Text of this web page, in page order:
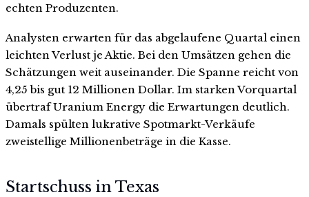
echten Produzenten.
Analysten erwarten für das abgelaufene Quartal einen
leichten Verlust je Aktie. Bei den Umsätzen gehen die
Schätzungen weit auseinander. Die Spanne reicht von
4,25 bis gut 12 Millionen Dollar. Im starken Vorquartal
übertraf Uranium Energy die Erwartungen deutlich.
Damals spülten lukrative Spotmarkt-Verkäufe
zweistellige Millionenbeträge in die Kasse.
Startschuss in Texas